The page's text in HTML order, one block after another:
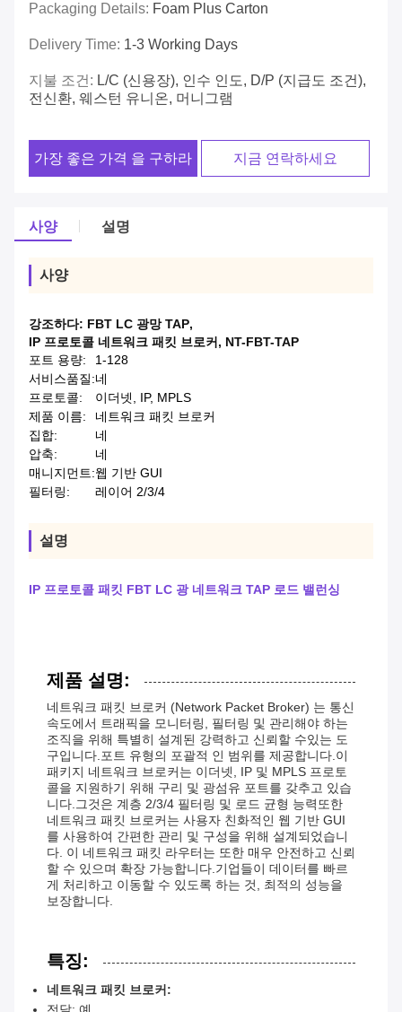
Packaging Details: Foam Plus Carton
Delivery Time: 1-3 Working Days
지불 조건: L/C (신용장), 인수 인도, D/P (지급도 조건),
전신환, 웨스턴 유니온, 머니그램
가장 좋은 가격 을 구하라 지금 연락하세요
사양 설명
사양
강조하다: FBT LC 광망 TAP,
IP 프로토콜 네트워크 패킷 브로커 , NT-FBT-TAP
포트 용량:
1-128
서비스품질:네
프로토콜:
이더넷, IP, MPLS
제품 이름:
네트워크 패킷 브로커
집합:
네
압축:
네
매니지먼트:웹 기반 GUI
필터링:
레이어 2/3/4
설명
IP 프로토콜 패킷 FBT LC 광 네트워크 TAP 로드 밸런싱
제품 설명:
네트워크 패킷 브로커 (Network Packet Broker) 는 통신
속도에서 트래픽을 모니터링, 필터링 및 관리해야 하는
조직을 위해 특별히 설계된 강력하고 신뢰할 수있는 도
구입니다.포트 유형의 포괄적 인 범위를 제공합니다.이
패키지 네트워크 브로커는 이더넷, IP 및 MPLS 프로토
콜을 지원하기 위해 구리 및 광섬유 포트를 갖추고 있습
니다.그것은 계층 2/3/4 필터링 및 로드 균형 능력또한
네트워크 패킷 브로커는 사용자 친화적인 웹 기반 GUI
를 사용하여 간편한 관리 및 구성을 위해 설계되었습니
다. 이 네트워크 패킷 라우터는 또한 매우 안전하고 신뢰
할 수 있으며 확장 가능합니다.기업들이 데이터를 빠르
게 처리하고 이동할 수 있도록 하는 것, 최적의 성능을
보장합니다.
특징:
네트워크 패킷 브로커: